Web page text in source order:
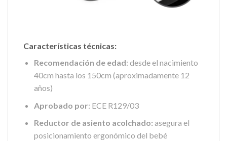
Características técnicas:
Recomendación de edad: desde el nacimiento
40cm hasta los 150cm (aproximadamente 12
años)
Aprobado por: ECE R129/03
Reductor de asiento acolchado: asegura el
posicionamiento ergonómico del bebé